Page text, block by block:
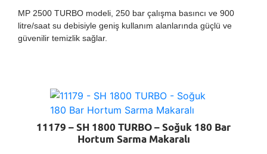
MP 2500 TURBO modeli, 250 bar çalışma basıncı ve 900
litre/saat su debisiyle geniş kullanım alanlarında güçlü ve
güvenilir temizlik sağlar.
11179 – SH 1800 TURBO – Soğuk 180 Bar
Hortum Sarma Makaralı